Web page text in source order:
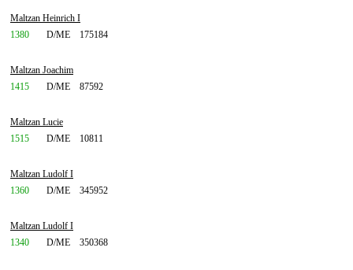
Maltzan Heinrich I
1380
D/ME 175184
Maltzan Joachim
1415
D/ME 87592
Maltzan Lucie
1515
D/ME 10811
Maltzan Ludolf I
1360
D/ME 345952
Maltzan Ludolf I
1340
D/ME 350368